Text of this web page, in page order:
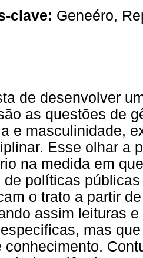
clave: Geneéro,
de desenvolver
as questões de
e masculinidade,
Esse olhar a
na medida em
de políticas
o trato a partir
assim leituras
mas
conhecimento.